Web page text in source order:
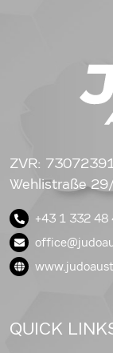
ZVR:
Wehlistraße
+43 1 332 48
QUICK